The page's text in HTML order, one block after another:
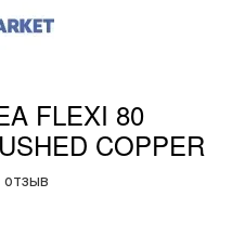
FLEXI 80
COPPER